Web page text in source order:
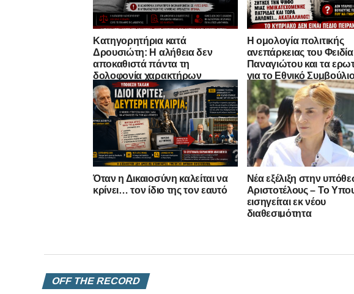
Κατηγορητήρια κατά
Δρουσιώτη: Η αλήθεια δεν
αποκαθιστά πάντα τη
δολοφονία χαρακτήρων
Η ομολογία πολιτικής
ανεπάρκειας του Φειδία
Παναγιώτου και τα
για το Εθνικό
Όταν η Δικαιοσύνη καλείται να
κρίνει… τον ίδιο της τον εαυτό
Νέα εξέλιξη στην
Αριστοτέλους – Το
εισηγείται εκ νέου
διαθεσιμότητα
OFF THE RECORD